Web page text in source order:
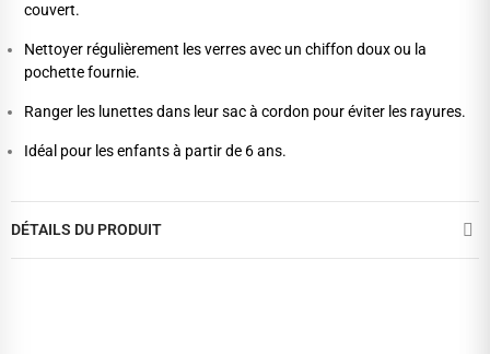
couvert.
Nettoyer régulièrement les verres avec un chiffon doux ou la
pochette fournie.
Ranger les lunettes dans leur sac à cordon pour éviter les rayures.
Idéal pour les enfants à partir de 6 ans.
DÉTAILS DU PRODUIT